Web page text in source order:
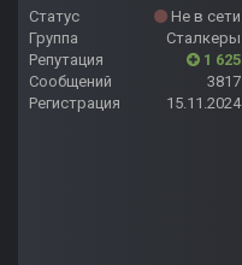
Статус
Не в сети
Группа
Сталкеры
Репутация
1 625
Сообщений
3817
Регистрация
15.11.2024